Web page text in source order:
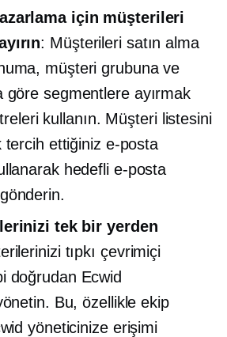
için müşterileri
: Müşterileri satın alma
müşteri grubuna ve
göre segmentlere ayırmak
kullanın. Müşteri listesini
tercih ettiğiniz e-posta
hedefli e-posta
tek bir yerden
tıpkı çevrimiçi
doğrudan Ecwid
Bu, özellikle ekip
yöneticinize erişimi